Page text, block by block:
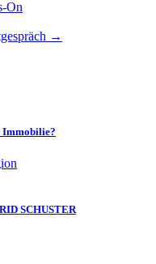
On
→
Immobilie?
SCHUSTER